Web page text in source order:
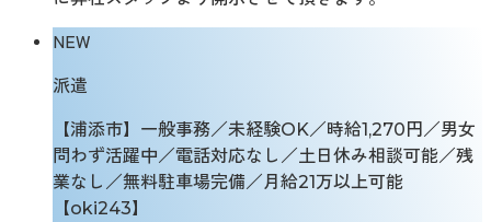
NEW
派遣
【浦添市】一般事務／未経験OK／時給1,270円／男女
問わず活躍中／電話対応なし／土日休み相談可能／残
業なし／無料駐車場完備／月給21万以上可能
【oki243】